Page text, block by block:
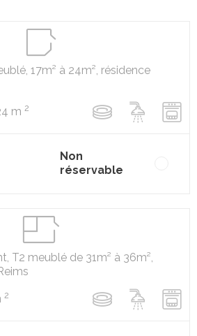
17m² à 24m², résidence
m 2
Non
réservable
T2 meublé de 31m² à 36m²,
2